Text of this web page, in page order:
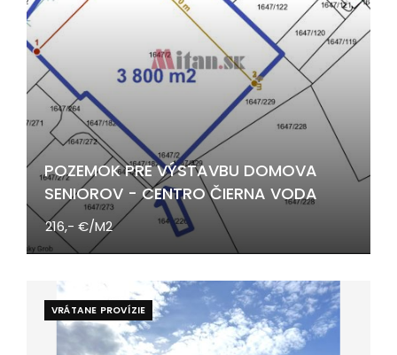
POZEMOK PRE VÝSTAVBU DOMOVA
SENIOROV - CENTRO ČIERNA VODA
216,- €/M2
VRÁTANE PROVÍZIE